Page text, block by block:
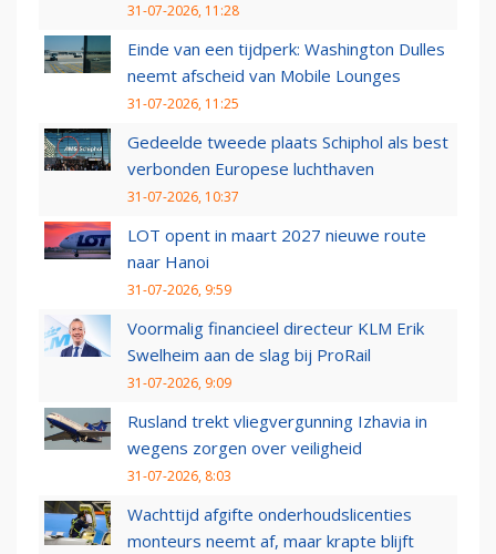
31-07-2026, 11:28
Einde van een tijdperk: Washington Dulles
neemt afscheid van Mobile Lounges
31-07-2026, 11:25
Gedeelde tweede plaats Schiphol als best
verbonden Europese luchthaven
31-07-2026, 10:37
LOT opent in maart 2027 nieuwe route
naar Hanoi
31-07-2026, 9:59
Voormalig financieel directeur KLM Erik
Swelheim aan de slag bij ProRail
31-07-2026, 9:09
Rusland trekt vliegvergunning Izhavia in
wegens zorgen over veiligheid
31-07-2026, 8:03
Wachttijd afgifte onderhoudslicenties
monteurs neemt af, maar krapte blijft